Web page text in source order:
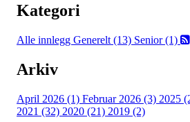
Kategori
Alle innlegg Generelt (13) Senior (1)
Arkiv
April 2026 (1) Februar 2026 (3) 2025
2021 (32) 2020 (21) 2019 (2)